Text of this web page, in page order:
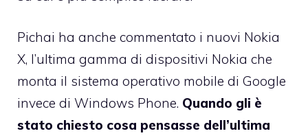
Pichai ha anche commentato i nuovi Nokia
X, l’ultima gamma di dispositivi Nokia che
monta il sistema operativo mobile di Google
invece di Windows Phone. Quando gli è
stato chiesto cosa pensasse dell’ultima